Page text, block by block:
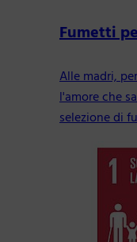
Fumetti
Alle madri,
l'amore che
selezione di